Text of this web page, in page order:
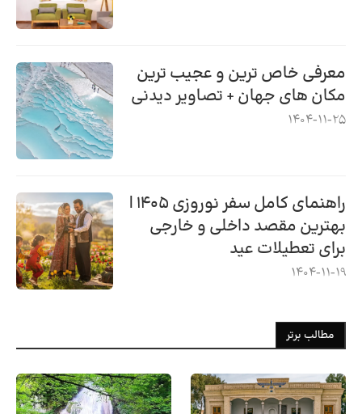
معرفی خاص ترین و عجیب ترین
مکان های جهان + تصاویر دیدنی
1404-11-25
راهنمای کامل سفر نوروزی ۱۴۰۵ |
بهترین مقصد داخلی و خارجی
برای تعطیلات عید
1404-11-19
مطالب برتر